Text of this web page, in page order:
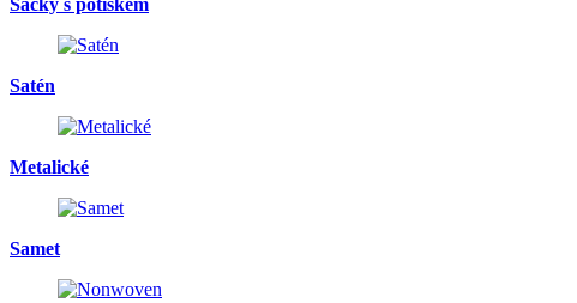
Sáčky s potiskem
Satén
Metalické
Samet